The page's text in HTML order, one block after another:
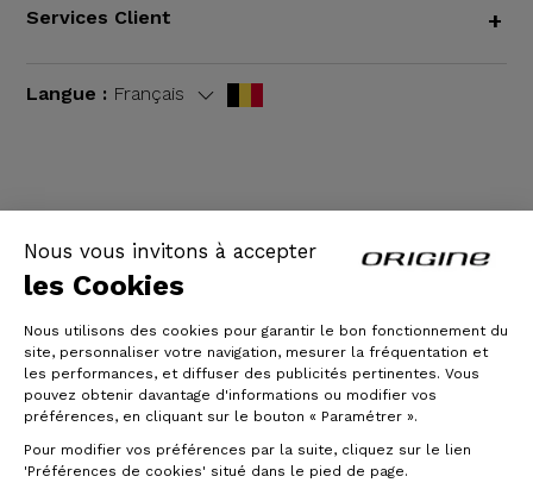
Nous vous invitons à accepter
les Cookies
Nous utilisons des cookies pour garantir le bon fonctionnement du
site, personnaliser votre navigation, mesurer la fréquentation et
les performances, et diffuser des publicités pertinentes. Vous
pouvez obtenir davantage d'informations ou modifier vos
préférences, en cliquant sur le bouton « Paramétrer ».
Pour modifier vos préférences par la suite, cliquez sur le lien
'Préférences de cookies' situé dans le pied de page.
Services Client +
Langue : Français
© Origine Cycles